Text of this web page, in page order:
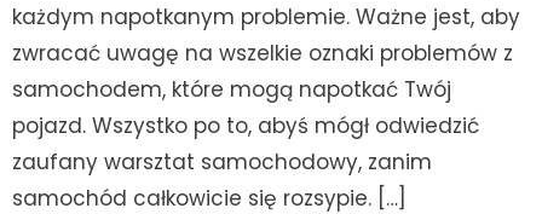
każdym napotkanym problemie. Ważne jest, aby
zwracać uwagę na wszelkie oznaki problemów z
samochodem, które mogą napotkać Twój
pojazd. Wszystko po to, abyś mógł odwiedzić
zaufany warsztat samochodowy, zanim
samochód całkowicie się rozsypie. […]